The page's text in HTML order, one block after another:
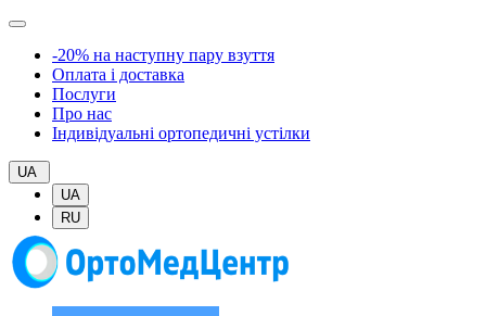
-20% на наступну пару взуття
Оплата і доставка
Послуги
Про нас
Індивідуальні ортопедичні устілки
UA
UA
RU